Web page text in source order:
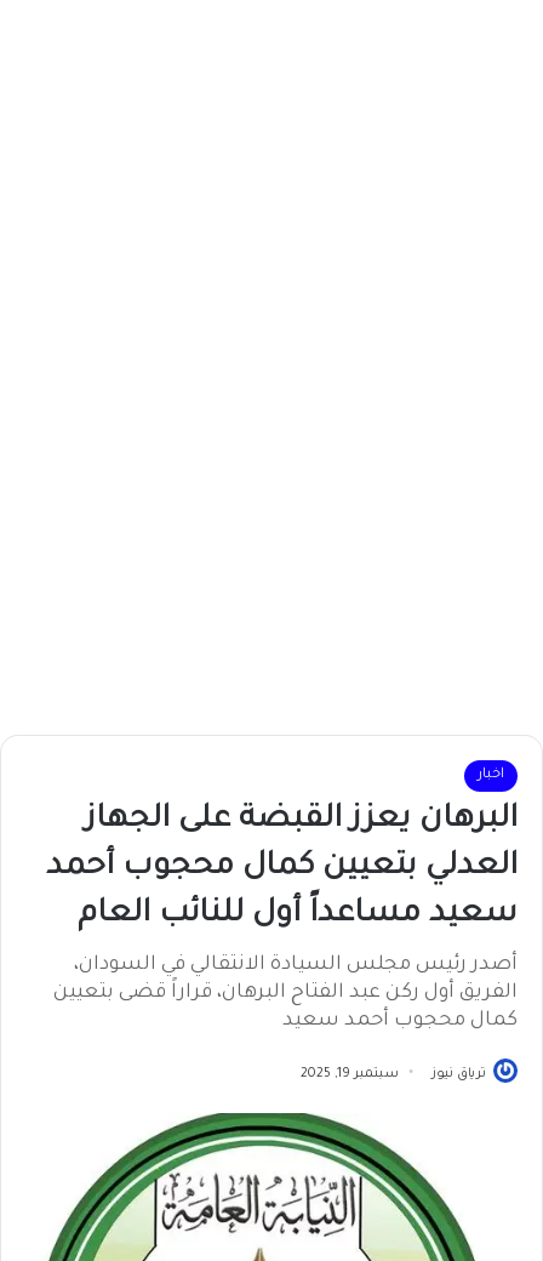
اخبار
البرهان يعزز القبضة على الجهاز
العدلي بتعيين كمال محجوب أحمد
سعيد مساعداً أول للنائب العام
أصدر رئيس مجلس السيادة الانتقالي في السودان،
الفريق أول ركن عبد الفتاح البرهان، قراراً قضى بتعيين
كمال محجوب أحمد سعيد
ترياق نيوز سبتمبر 19, 2025